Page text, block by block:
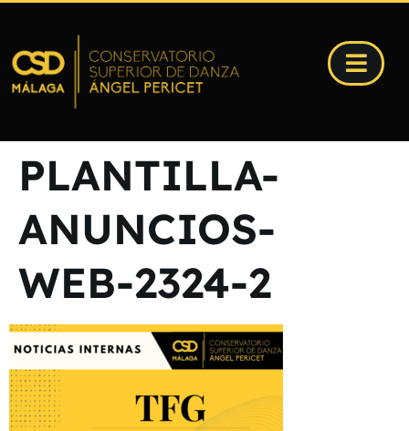
PLANTILLA-
ANUNCIOS-
WEB-2324-2